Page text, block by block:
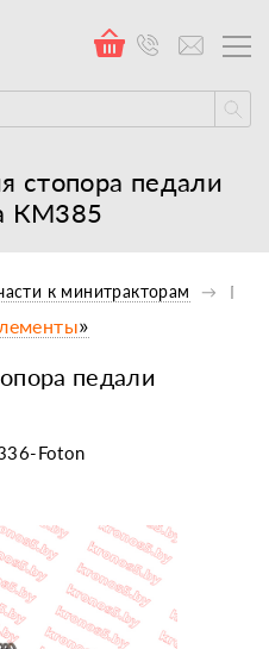
стопора педали
КМ385
к минитракторам
педали
»
Foton